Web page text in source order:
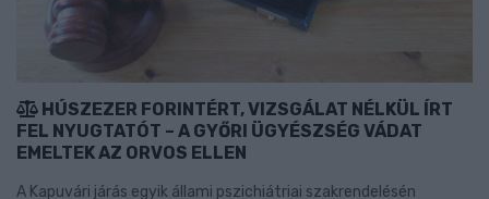
HÚSZEZER FORINTÉRT, VIZSGÁLAT NÉLKÜL ÍRT
FEL NYUGTATÓT – A GYŐRI ÜGYÉSZSÉG VÁDAT
EMELTEK AZ ORVOS ELLEN
A Kapuvári járás egyik állami pszichiátriai szakrendelésén